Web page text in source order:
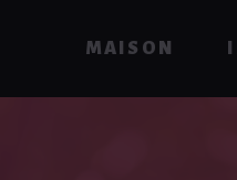
MAISON